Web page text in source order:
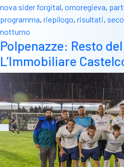
nova sider forgital, omoregieva,
programma, riepilogo, risultati,
notturno
Polpenazze: Resto
L’Immobiliare